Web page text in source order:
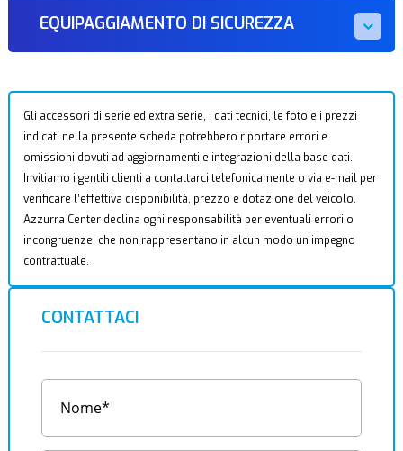
EQUIPAGGIAMENTO DI SICUREZZA
Gli accessori di serie ed extra serie, i dati tecnici, le foto e i prezzi
indicati nella presente scheda potrebbero riportare errori e
omissioni dovuti ad aggiornamenti e integrazioni della base dati.
Invitiamo i gentili clienti a contattarci telefonicamente o via e-mail per
verificare l’effettiva disponibilità, prezzo e dotazione del veicolo.
Azzurra Center declina ogni responsabilità per eventuali errori o
incongruenze, che non rappresentano in alcun modo un impegno
contrattuale.
CONTATTACI